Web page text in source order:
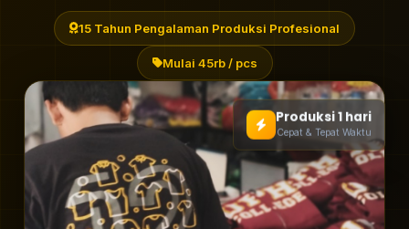
15 Tahun Pengalaman Produksi Profesional
Mulai 45rb / pcs
Produksi 1 hari
Cepat & Tepat Waktu